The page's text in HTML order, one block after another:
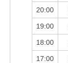
20:00
19:00
18:00
17:00